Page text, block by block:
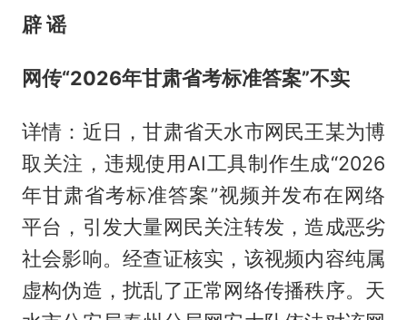
辟 谣
网传“2026年甘肃省考标准答案”不实
详情：近日，甘肃省天水市网民王某为博
取关注，违规使用AI工具制作生成“2026
年甘肃省考标准答案”视频并发布在网络
平台，引发大量网民关注转发，造成恶劣
社会影响。经查证核实，该视频内容纯属
虚构伪造，扰乱了正常网络传播秩序。天